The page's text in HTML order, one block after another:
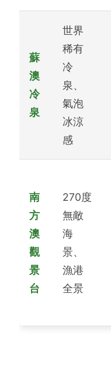
蘇
澳
冷
泉
世界
稀有
冷
泉、
氣泡
冰涼
感
南
方
澳
觀
景
台
270度
無敵
海
景、
漁港
全景